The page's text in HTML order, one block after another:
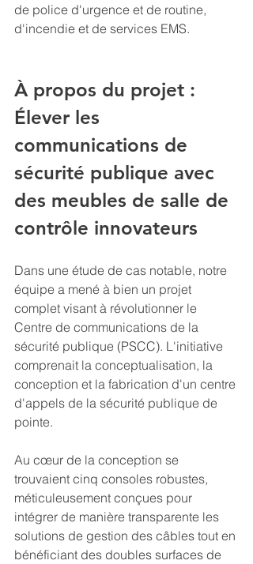
de police d'urgence et de routine,
d'incendie et de services EMS.
À propos du projet :
Élever les
communications de
sécurité publique avec
des meubles de salle de
contrôle innovateurs
Dans une étude de cas notable, notre
équipe a mené à bien un projet
complet visant à révolutionner le
Centre de communications de la
sécurité publique (PSCC). L'initiative
comprenait la conceptualisation, la
conception et la fabrication d'un centre
d'appels de la sécurité publique de
pointe.
Au cœur de la conception se
trouvaient cinq consoles robustes,
méticuleusement conçues pour
intégrer de manière transparente les
solutions de gestion des câbles tout en
bénéficiant des doubles surfaces de